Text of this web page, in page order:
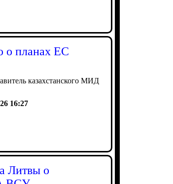
о планах ЕС
казахстанского МИД
16:27
Литвы о